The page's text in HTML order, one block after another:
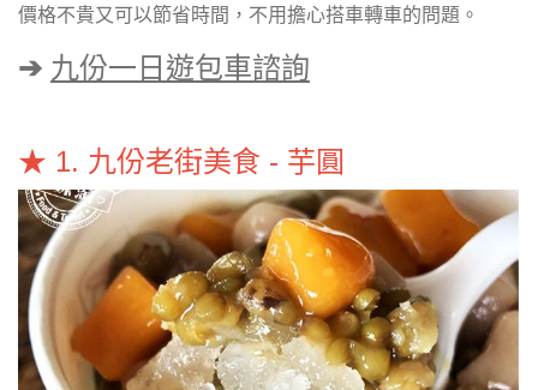
價格不貴又可以節省時間，不用擔心搭車轉車的問題。
➔ 九份一日遊包車諮詢
★ 1. 九份老街美食 - 芋圓